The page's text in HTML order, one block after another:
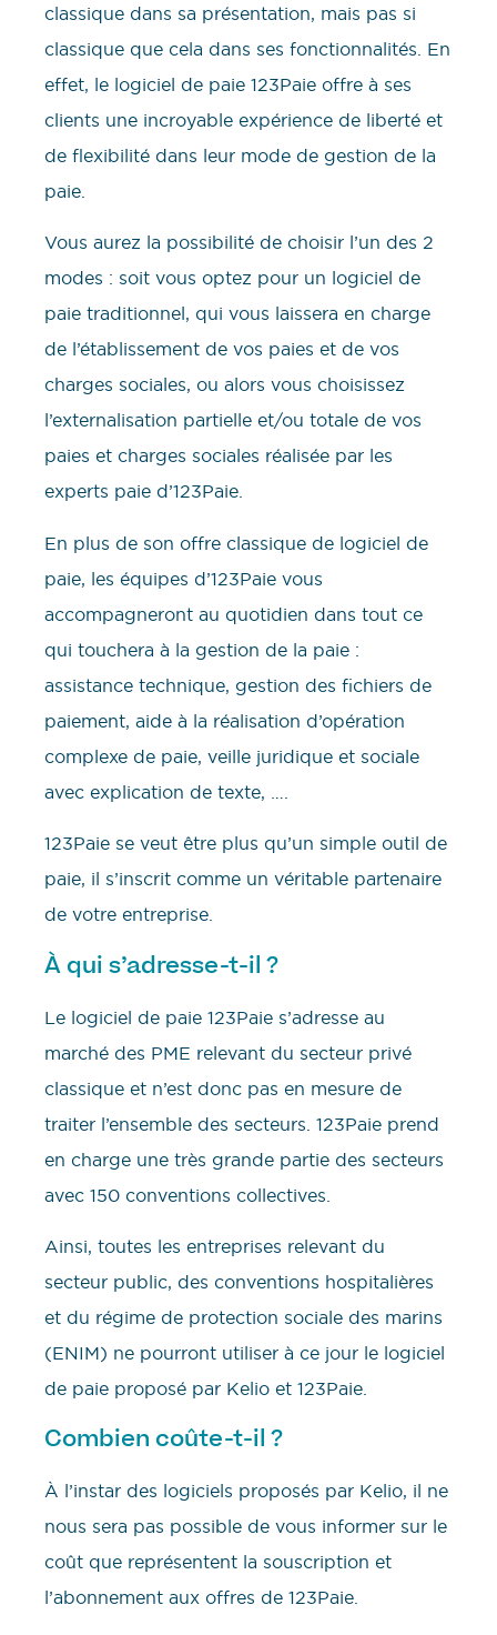
classique dans sa présentation, mais pas si
classique que cela dans ses fonctionnalités. En
effet, le logiciel de paie 123Paie offre à ses
clients une incroyable expérience de liberté et
de flexibilité dans leur mode de gestion de la
paie.
Vous aurez la possibilité de choisir l’un des 2
modes : soit vous optez pour un logiciel de
paie traditionnel, qui vous laissera en charge
de l’établissement de vos paies et de vos
charges sociales, ou alors vous choisissez
l’externalisation partielle et/ou totale de vos
paies et charges sociales réalisée par les
experts paie d’123Paie.
En plus de son offre classique de logiciel de
paie, les équipes d’123Paie vous
accompagneront au quotidien dans tout ce
qui touchera à la gestion de la paie :
assistance technique, gestion des fichiers de
paiement, aide à la réalisation d’opération
complexe de paie, veille juridique et sociale
avec explication de texte, ….
123Paie se veut être plus qu’un simple outil de
paie, il s’inscrit comme un véritable partenaire
de votre entreprise.
À qui s’adresse-t-il ?
Le logiciel de paie 123Paie s’adresse au
marché des PME relevant du secteur privé
classique et n’est donc pas en mesure de
traiter l’ensemble des secteurs. 123Paie prend
en charge une très grande partie des secteurs
avec 150 conventions collectives.
Ainsi, toutes les entreprises relevant du
secteur public, des conventions hospitalières
et du régime de protection sociale des marins
(ENIM) ne pourront utiliser à ce jour le logiciel
de paie proposé par Kelio et 123Paie.
Combien coûte-t-il ?
À l’instar des logiciels proposés par Kelio, il ne
nous sera pas possible de vous informer sur le
coût que représentent la souscription et
l’abonnement aux offres de 123Paie.